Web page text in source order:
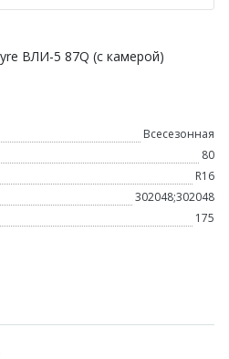
ВЛИ-5 87Q (c камерой)
Всесезонная
80
R16
302048;302048
175